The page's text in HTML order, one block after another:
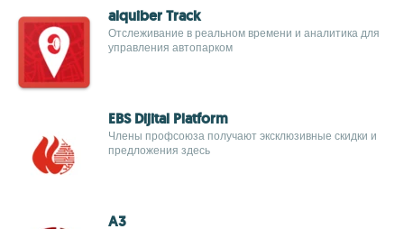
alquiber Track
Отслеживание в реальном времени и аналитика для
управления автопарком
EBS Dijital Platform
Члены профсоюза получают эксклюзивные скидки и
предложения здесь
A3